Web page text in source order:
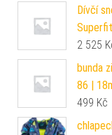
Dívčí
2 525
bunda
86 |
499 Kč